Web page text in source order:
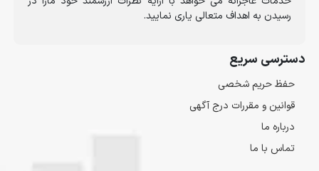
رسیدن به اهداف متعالی یاری نمایید.
دسترسی سریع
حفظ حریم شخصی
قوانین و مقررات درج آگهی
درباره ما
تماس با ما